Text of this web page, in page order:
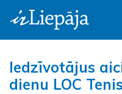
Iedzīvotājus
dienu LOC